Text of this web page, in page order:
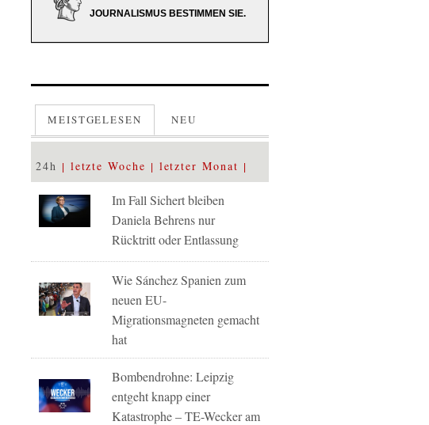
JOURNALISMUS BESTIMMEN SIE.
MEISTGELESEN NEU
24h letzte Woche letzter Monat
Im Fall Sichert bleiben
Daniela Behrens nur
Rücktritt oder Entlassung
Wie Sánchez Spanien zum
neuen EU-
Migrationsmagneten gemacht
hat
Bombendrohne: Leipzig
entgeht knapp einer
Katastrophe – TE-Wecker am